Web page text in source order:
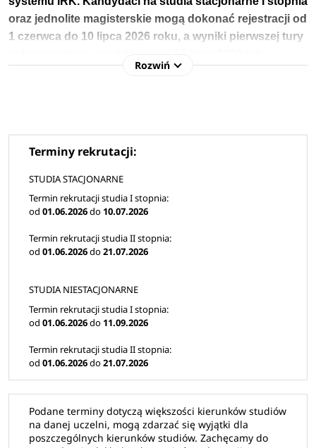
oraz jednolite magisterskie mogą dokonać rejestracji od
1 czerwca do 10 lipca 2026 roku, a wyniki pierwszej tury
Dla niektórych kierunków studiów terminy rekrutacji mogą
się różnić, szczegółówe informacje znajdziesz
Zasady rekrutacji 2026/2027 na studia w Politechnice
Zasady przyjęć na kierunki studiów znajdziesz
W roku akademickim 2026/2027 Politechnika
Wrocławska przygotowała dla kandydatów ponad 11,5
tysiąca miejsc na ponad 85 kierunkach studiów. Oferta
stopnia oraz jednolite studia magisterskie
kandydatom na studia szeroki wybór ścieżek
Rozwiń
Terminy rekrutacji:
STUDIA STACJONARNE
Termin rekrutacji studia I stopnia:
od 01.06.2026do 10.07.2026
Termin rekrutacji studia II stopnia:
od 01.06.2026do21.07.2026
STUDIA NIESTACJONARNE
Termin rekrutacji studia I stopnia:
od 01.06.2026do 11.09.2026
Termin rekrutacji studia II stopnia:
od 01.06.2026do21.07.2026
Podane terminy dotyczą większości kierunków studiów
na danej uczelni, mogą zdarzać się wyjątki dla
poszczególnych kierunków studiów. Zachęcamy do